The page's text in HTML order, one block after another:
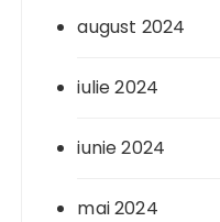
august 2024
iulie 2024
iunie 2024
mai 2024